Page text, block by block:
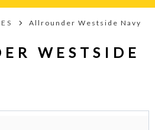
Allrounder Westside Navy
WESTSIDE